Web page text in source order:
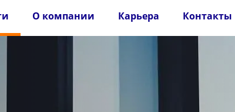
О компании Карьера Контакты